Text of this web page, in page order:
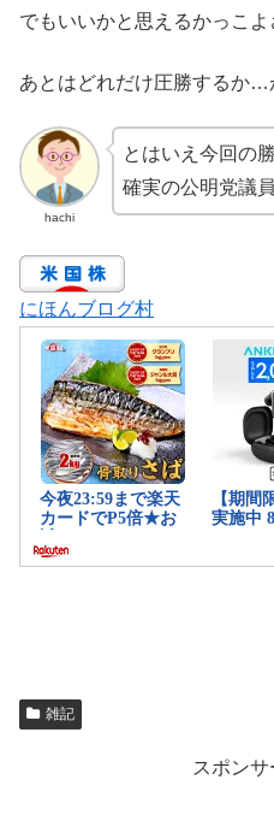
でもいいかと思えるかっこよ
あとはどれだけ圧勝するか…
hachi
とはいえ今回の
確実の公明党議
にほんブログ村
雑記
スポンサ